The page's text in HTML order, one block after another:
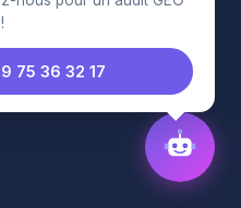
75 36 32 17